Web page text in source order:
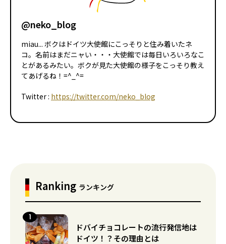
@neko_blog
miau... ボクはドイツ大使館にこっそりと住み着いたネ
コ。名前はまだニャい・・・大使館では毎日いろいろなこ
とがあるみたい。ボクが見た大使館の様子をこっそり教え
てあげるね！=^_^=
Twitter : https://twitter.com/neko_blog
Ranking ランキング
ドバイチョコレートの流行発信地は
ドイツ！？その理由とは